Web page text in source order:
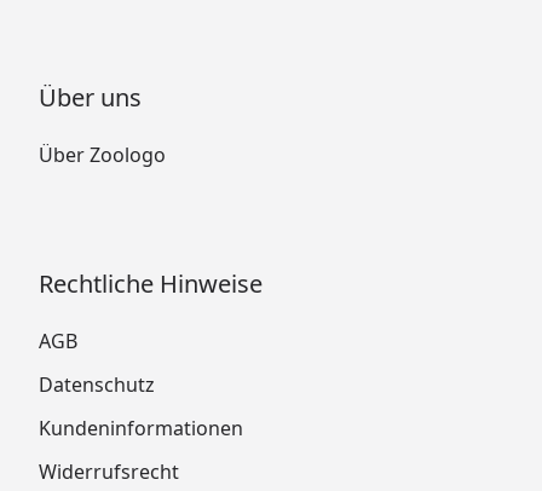
Über uns
Über Zoologo
Rechtliche Hinweise
AGB
Datenschutz
Kundeninformationen
Widerrufsrecht